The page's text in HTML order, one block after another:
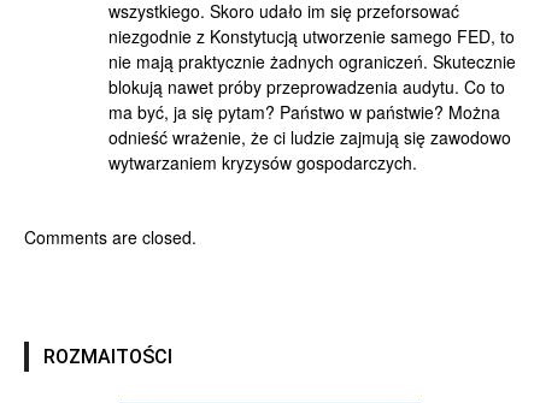
wszystkiego. Skoro udało im się przeforsować
niezgodnie z Konstytucją utworzenie samego FED, to
nie mają praktycznie żadnych ograniczeń. Skutecznie
blokują nawet próby przeprowadzenia audytu. Co to
ma być, ja się pytam? Państwo w państwie? Można
odnieść wrażenie, że ci ludzie zajmują się zawodowo
wytwarzaniem kryzysów gospodarczych.
Comments are closed.
ROZMAITOŚCI